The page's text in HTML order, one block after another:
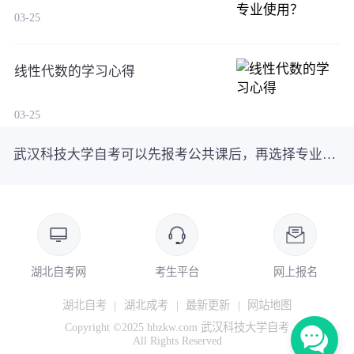
03-25
线性代数的学习心得
03-25
武汉科技大学自考可以先报考公共课后，再选择专业吗？
湖北自考网 考生平台 网上报名
湖北自考 | 湖北成考 | 最新更新 |
网站地图
Copyright ©2025 hbzkw.com 武汉科技大学自考
All Rights Reserved